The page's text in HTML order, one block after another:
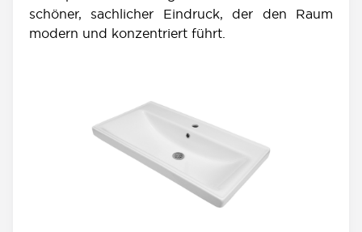
schöner, sachlicher Eindruck, der den Raum
modern und konzentriert führt.